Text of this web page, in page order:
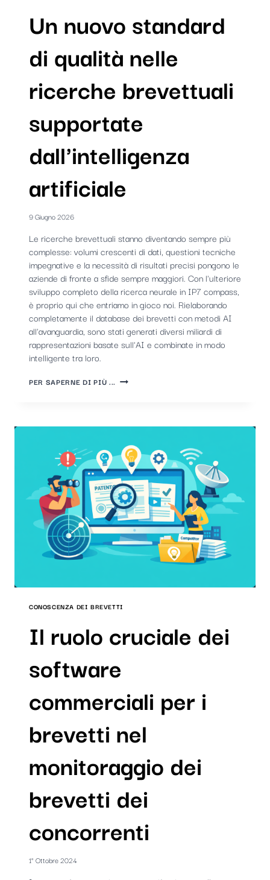
Un nuovo standard
di qualità nelle
ricerche brevettuali
supportate
dall'intelligenza
artificiale
9 Giugno 2026
Le ricerche brevettuali stanno diventando sempre più
complesse: volumi crescenti di dati, questioni tecniche
impegnative e la necessità di risultati precisi pongono le
aziende di fronte a sfide sempre maggiori. Con l'ulteriore
sviluppo completo della ricerca neurale in IP7 compass,
è proprio qui che entriamo in gioco noi. Rielaborando
completamente il database dei brevetti con metodi AI
all'avanguardia, sono stati generati diversi miliardi di
rappresentazioni basate sull'AI e combinate in modo
intelligente tra loro.
PER SAPERNE DI PIÙ ... UN
BREVETTUALI
SUPPORTATE
DALL'INTELLIGENZA
ARTIFICIALE
CONOSCENZA DEI BREVETTI
Il ruolo cruciale dei
software
commerciali per i
brevetti nel
monitoraggio dei
brevetti dei
concorrenti
1° Ottobre 2024